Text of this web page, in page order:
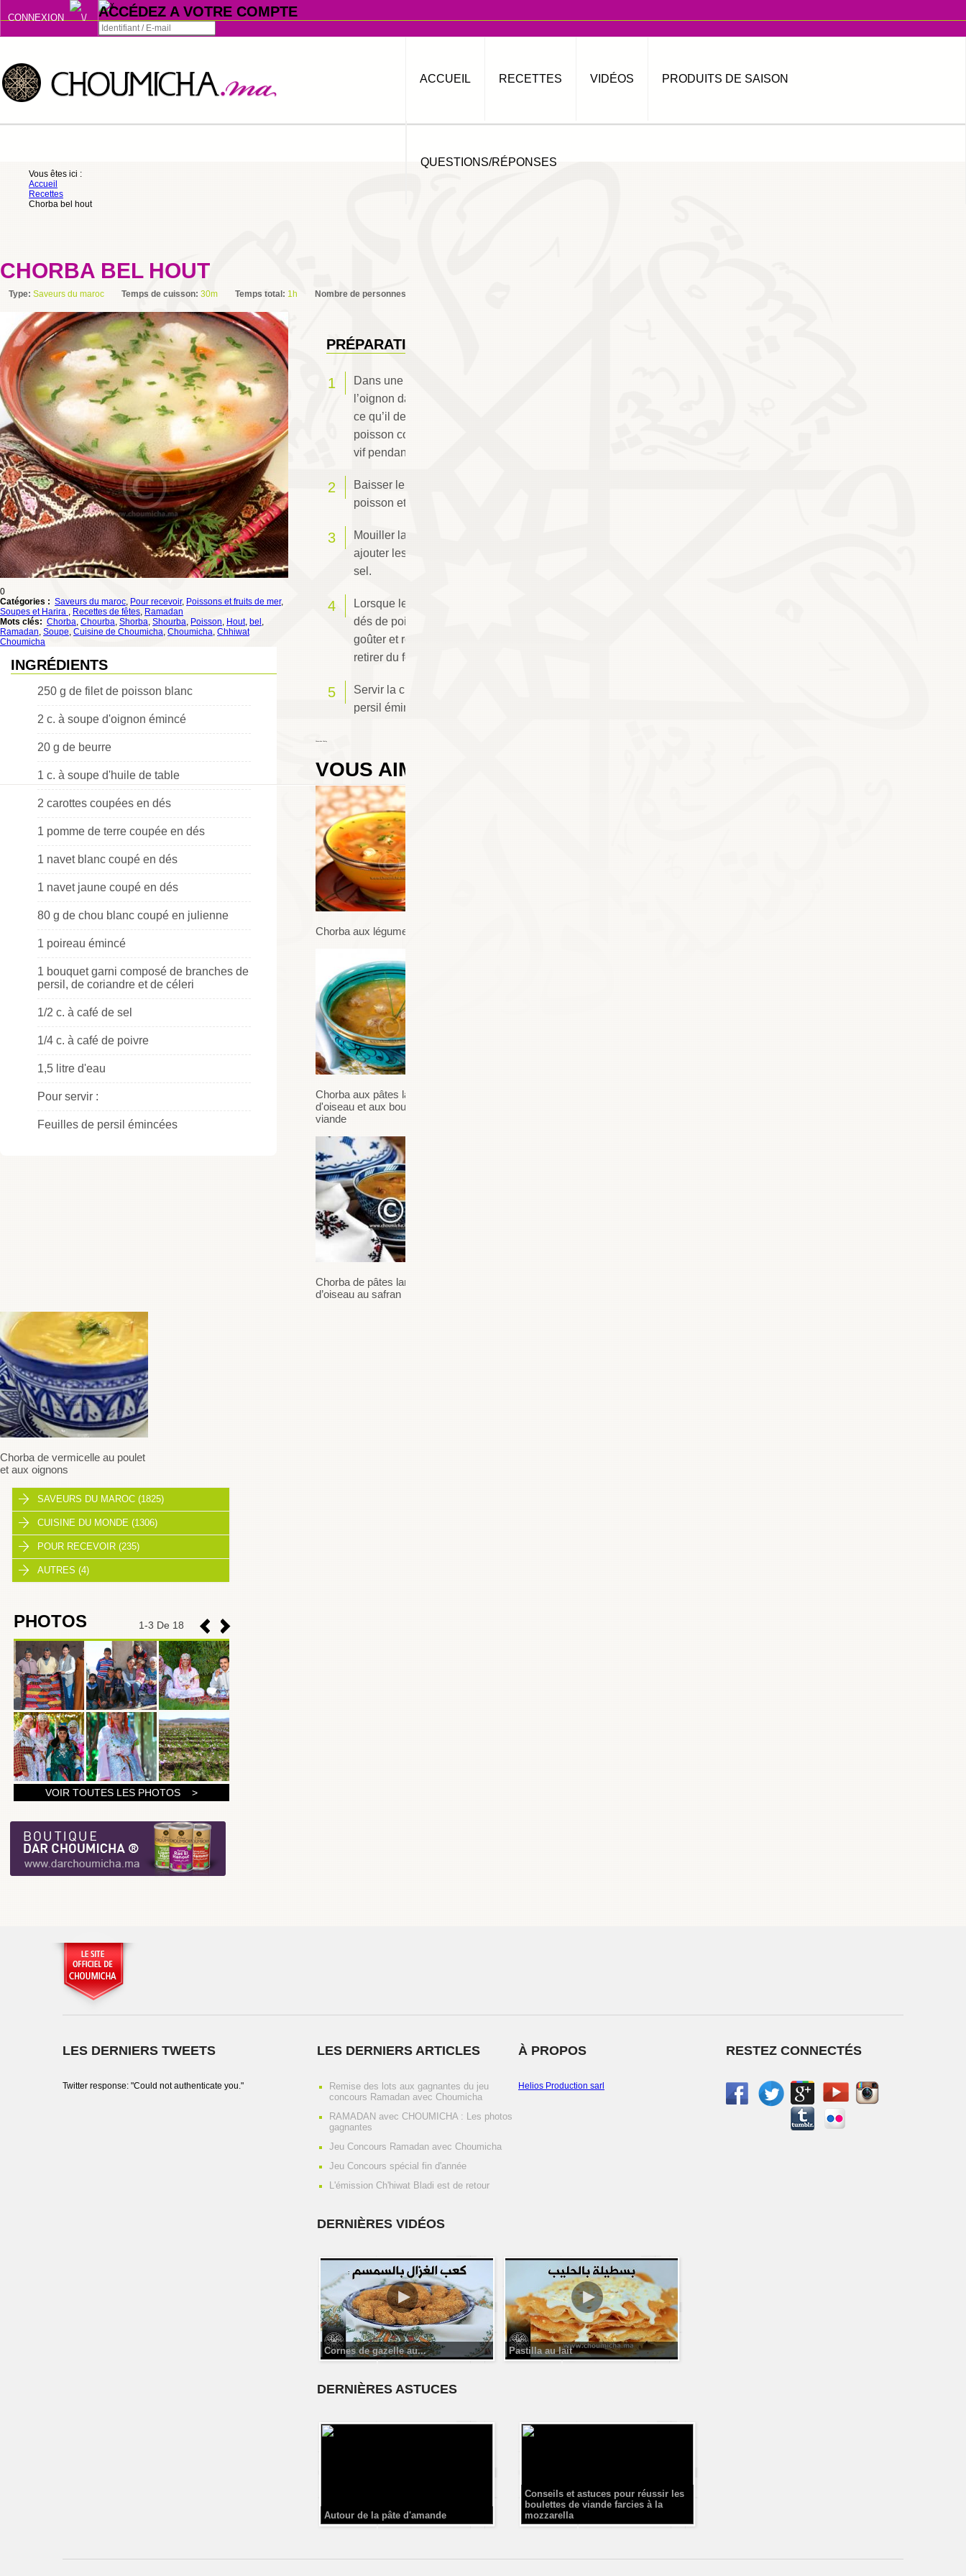
CONNEXION ACCÉDEZ A VOTRE COMPTE
Se souvenir de moi
S'INSCRIRE
ACCUEIL RECETTES VIDÉOS PRODUITS DE SAISON
QUESTIONS/RÉPONSES
Vous êtes ici :
Accueil
Recettes
Chorba bel hout
CHORBA BEL HOUT
Type: Saveurs du maroc Temps de cuisson: 30m Temps total: 1h Nombre de personnes
0
Catégories : Saveurs du maroc, Pour recevoir, Poissons et fruits de mer,
Soupes et Harira , Recettes de fêtes, Ramadan
Mots clés: Chorba, Chourba, Shorba, Shourba, Poisson, Hout, bel ,
Ramadan, Soupe, Cuisine de Choumicha, Choumicha, Chhiwat
Choumicha
INGRÉDIENTS
250 g de filet de poisson blanc
2 c. à soupe d'oignon émincé
20 g de beurre
1 c. à soupe d'huile de table
2 carottes coupées en dés
1 pomme de terre coupée en dés
1 navet blanc coupé en dés
1 navet jaune coupé en dés
80 g de chou blanc coupé en julienne
1 poireau émincé
1 bouquet garni composé de branches de
persil, de coriandre et de céleri
1/2 c. à café de sel
1/4 c. à café de poivre
1,5 litre d'eau
Pour servir :
Feuilles de persil émincées
PRÉPARATION
Dans une marmite sur feu doux, faire revenir
l’oignon dans le mélange beurre/huile jusqu’à
ce qu’il devienne translucide, ajouter le
poisson coupé en dés et le faire sauter sur feu
vif pendant 1mn.
Baisser le feu, retirer délicatement les dés de
poisson et les réserver.
Mouiller la marmite avec l’eau, à ébullition
ajouter les légumes, le bouquet d’herbes et le
sel.
Lorsque les légumes sont cuits, remettre les
dés de poisson dans la marmite. Poivrer,
goûter et rectifier l’assaisonnement avant de
retirer du feu.
Servir la chorba chaude garnie de feuilles de
persil émincées.
VOUS AIMEREZ AUSSI
Chorba aux légumes
Chorba aux pâtes langue
d'oiseau et aux boulettes de
viande
Chorba de pâtes langue
d’oiseau au safran
Chorba de vermicelle au poulet
et aux oignons
SAVEURS DU MAROC (1825)
CUISINE DU MONDE (1306)
POUR RECEVOIR (235)
AUTRES (4)
1-3 De 18
PHOTOS
1
2
VOIR TOUTES LES PHOTOS >
LES DERNIERS TWEETS
Twitter response: "Could not authenticate you."
LES DERNIERS ARTICLES
Remise des lots aux gagnantes du jeu
concours Ramadan avec Choumicha
RAMADAN avec CHOUMICHA : Les photos
gagnantes
Jeu Concours Ramadan avec Choumicha
Jeu Concours spécial fin d'année
L'émission Ch'hiwat Bladi est de retour
À PROPOS
Helios Production sarl
DERNIÈRES VIDÉOS
Cornes de gazelle au... Pastilla au lait
DERNIÈRES ASTUCES
Autour de la pâte d'amande
Conseils et astuces pour réussir les
boulettes de viande farcies à la
mozzarella
RESTEZ CONNECTÉS